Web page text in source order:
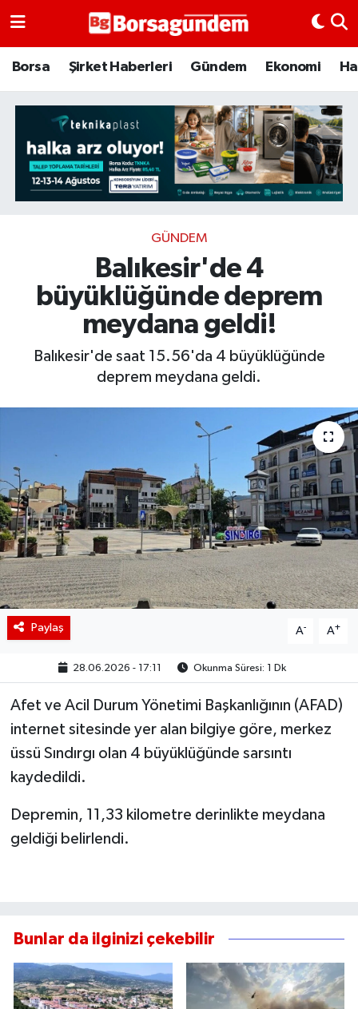
Borsa Şirket Haberleri Gündem Ekonomi
GÜNDEM
Balıkesir'de 4
büyüklüğünde deprem
meydana geldi!
Balıkesir'de saat 15.56'da 4 büyüklüğünde
deprem meydana geldi.
Paylaş A- A+
28.06.2026 - 17:11 Okunma Süresi: 1 Dk
Afet ve Acil Durum Yönetimi Başkanlığının (AFAD)
internet sitesinde yer alan bilgiye göre, merkez
üssü Sındırgı olan 4 büyüklüğünde sarsıntı
kaydedildi.
Depremin, 11,33 kilometre derinlikte meydana
geldiği belirlendi.
Bunlar da ilginizi çekebilir
Borsa
Emtia
Galeri
Şirket Haberleri
BIST 100 Isı Haritası
Ekonomik Takvim
Kiripto Para Piyasası
Gizlilik Sözleşmesi
Hakkımızda
İletişim